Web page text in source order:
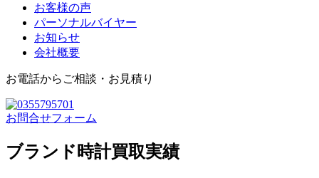
お客様の声
パーソナルバイヤー
お知らせ
会社概要
お電話からご相談・お見積り
お問合せフォーム
ブランド時計買取実績